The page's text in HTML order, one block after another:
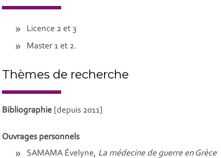
Licence 2 et 3
Master 1 et 2.
Thèmes de recherche
Bibliographie [depuis 2011]
Ouvrages personnels
SAMAMA Évelyne, La médecine de guerre en Grèce